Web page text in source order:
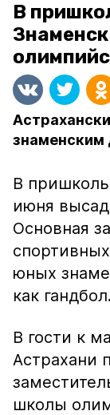
В
знаменским
В
июня
Основная
юных
как гандбол.
В гости к
Астрахани
школы